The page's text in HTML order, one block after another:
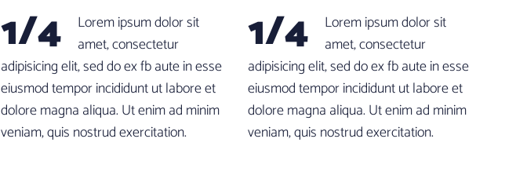
1/4
Lorem ipsum dolor sit
amet, consectetur
adipisicing elit, sed do ex fb aute in esse
eiusmod tempor incididunt ut labore et
dolore magna aliqua. Ut enim ad minim
veniam, quis nostrud exercitation.
1/4
Lorem ipsum dolor sit
amet, consectetur
adipisicing elit, sed do ex fb aute in esse
eiusmod tempor incididunt ut labore et
dolore magna aliqua. Ut enim ad minim
veniam, quis nostrud exercitation.